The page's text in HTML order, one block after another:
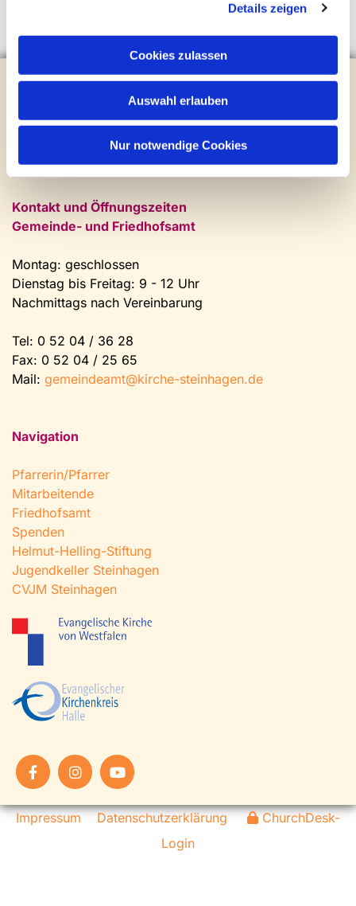
Details zeigen
Cookies zulassen
Auswahl erlauben
Nur notwendige Cookies
Evangelische Kirchengemeinde Steinhagen
Brockhagener Straße 28 | 33803 Steinhagen
Tel.:0 52 04 / 36 28
gemeindeamt@kirche-steinhagen.de
Kontakt und Öffnungszeiten
Gemeinde- und Friedhofsamt
Montag: geschlossen
Dienstag bis Freitag: 9 - 12 Uhr
Nachmittags nach Vereinbarung
Tel: 0 52 04 / 36 28
Fax: 0 52 04 / 25 65
Mail: gemeindeamt@kirche-steinhagen.de
Navigation
Pfarrerin/Pfarrer
Mitarbeitende
Friedhofsamt
Spenden
Helmut-Helling-Stiftung
Jugendkeller Steinhagen
CVJM Steinhagen
Impressum Datenschutzerklärung
ChurchDesk-
Login